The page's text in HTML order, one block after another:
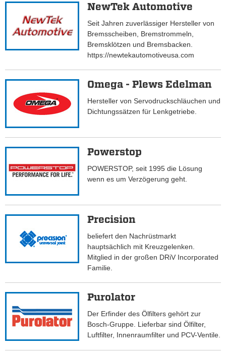
NewTek Automotive
Seit Jahren zuverlässiger Hersteller von
Bremsscheiben, Bremstrommeln,
Bremsklötzen und Bremsbacken.
https://newtekautomotiveusa.com
Omega - Plews Edelman
Hersteller von Servodruckschläuchen und
Dichtungssätzen für Lenkgetriebe.
Powerstop
POWERSTOP, seit 1995 die Lösung
wenn es um Verzögerung geht.
Precision
beliefert den Nachrüstmarkt
hauptsächlich mit Kreuzgelenken.
Mitglied in der großen DRiV Incorporated
Familie.
Purolator
Der Erfinder des Ölfilters gehört zur
Bosch-Gruppe. Lieferbar sind Ölfilter,
Luftfilter, Innenraumfilter und PCV-Ventile.